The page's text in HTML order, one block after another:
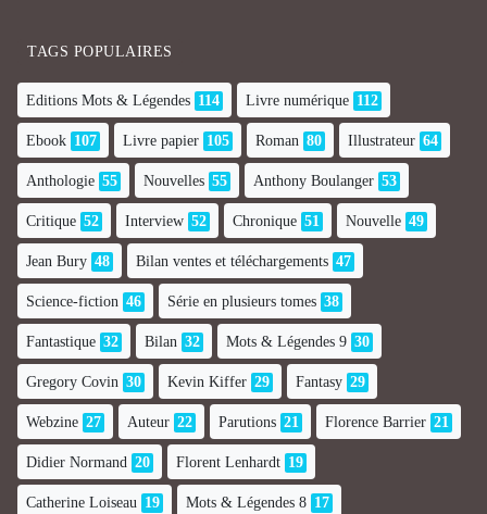
TAGS POPULAIRES
Editions Mots & Légendes 114 Livre numérique 112
Ebook 107 Livre papier 105 Roman 80 Illustrateur 64
Anthologie 55 Nouvelles 55 Anthony Boulanger 53
Critique 52 Interview 52 Chronique 51 Nouvelle 49
Jean Bury 48 Bilan ventes et téléchargements 47
Science-fiction 46 Série en plusieurs tomes 38
Fantastique 32 Bilan 32 Mots & Légendes 9 30
Gregory Covin 30 Kevin Kiffer 29 Fantasy 29
Webzine 27 Auteur 22 Parutions 21 Florence Barrier 21
Didier Normand 20 Florent Lenhardt 19
Catherine Loiseau 19 Mots & Légendes 8 17